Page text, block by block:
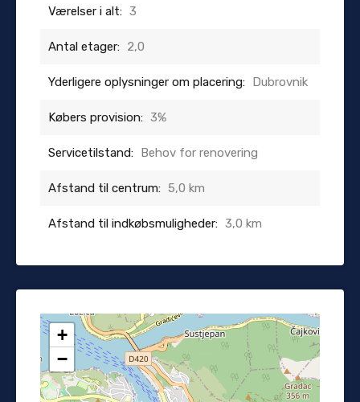
Værelser i alt: 3
Antal etager: 2,0
Yderligere oplysninger om placering: Dubrovnik
Købers provision: 3%
Servicetilstand: Behov for renovering
Afstand til centrum: 5,0 km
Afstand til indkøbsmuligheder: 3,0 km
+
−